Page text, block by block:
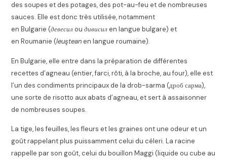
des soupes et des potages, des pot-au-feu et de nombreuses
sauces. Elle est donc très utilisée, notamment
en Bulgarie (девесилouдивисилen langue bulgare) et
en Roumanie (leuşteanen langue roumaine).
En Bulgarie, elle entre dans la préparation de différentes
recettes d’agneau (entier, farci, rôti, à la broche, au four), elle est
l’un des condiments principaux de la drob-sarma (дроб сарма),
une sorte de risotto aux abats d’agneau, et sert à assaisonner
de nombreuses soupes.
La tige, les feuilles, les fleurs et les graines ont une odeur et un
goût rappelant plus puissamment celui du céleri. La racine
rappelle par son goût, celui du bouillon Maggi (liquide ou cube au